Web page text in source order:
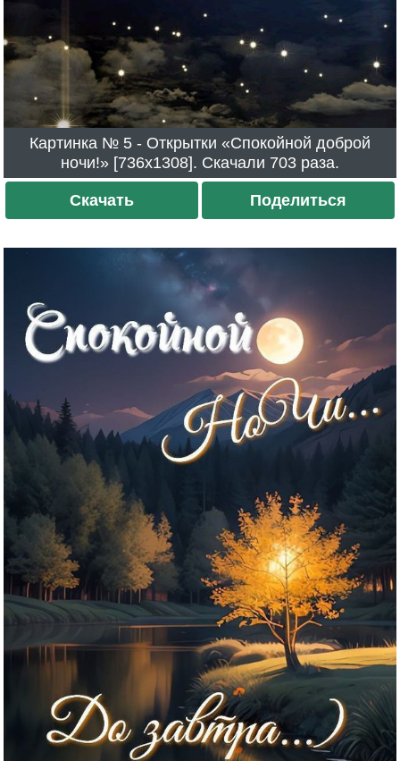
Картинка № 5 - Открытки «Спокойной доброй
ночи!» [736x1308]. Скачали 703 раза.
Скачать Поделиться